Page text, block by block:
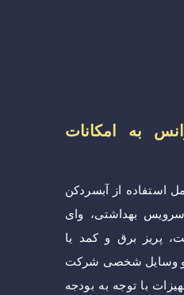
به امکانات
استفاده از آبسردکن
سرویس بهداشتی، وای
پریز برق و کمد یا
و وسایل شخصی شرکت
با توجه به بودجه